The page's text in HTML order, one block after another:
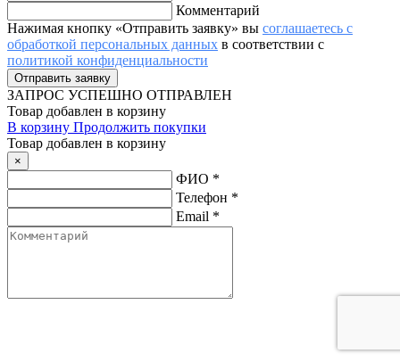
Комментарий
Нажимая кнопку «Отправить заявку» вы соглашаетесь с
обработкой персональных данных в соответствии с
политикой конфиденциальности
ЗАПРОС УСПЕШНО ОТПРАВЛЕН
Товар добавлен в корзину
В корзину Продолжить покупки
Товар добавлен в корзину
×
ФИО *
Телефон *
Email *